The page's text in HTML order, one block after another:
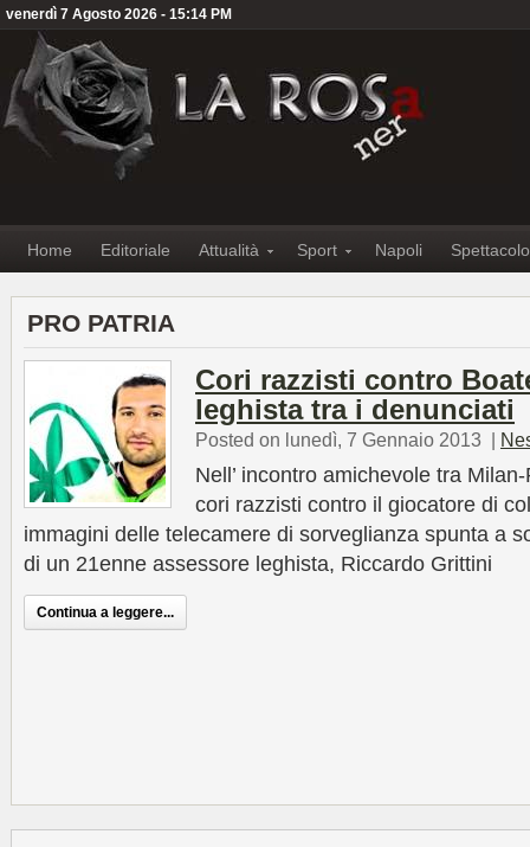
venerdì 7 Agosto 2026 - 15:14 PM
Home Editoriale Attualità Sport Napoli Spettacolo
PRO PATRIA
Cori razzisti contro
leghista tra i denunciati
Posted on lunedì, 7 Gennaio 2013 |
Nell’ incontro amichevole tra
cori razzisti contro il giocatore di
immagini delle telecamere di sorveglianza spunta a
di un 21enne assessore leghista, Riccardo Grittini
Continua a leggere...